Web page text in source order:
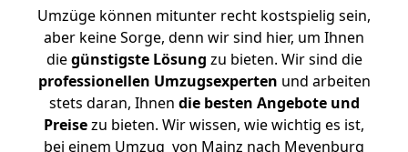
Umzüge können mitunter recht kostspielig sein,
aber keine Sorge, denn wir sind hier, um Ihnen
diegünstigste Lösung zu bieten. Wir sind die
professionellen Umzugsexperten und arbeiten
stets daran, Ihnen die besten Angebote und
Preisezu bieten. Wir wissen, wie wichtig es ist,
bei einem Umzug von Mainz nach Meyenburg